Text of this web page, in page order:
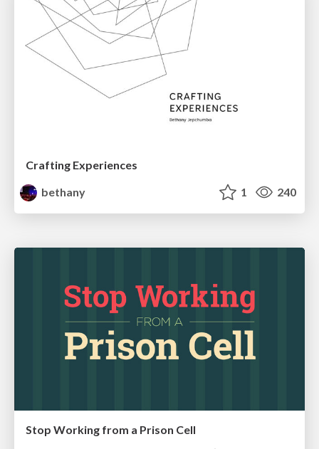
Crafting Experiences
bethany
1 240
Stop Working from a Prison Cell